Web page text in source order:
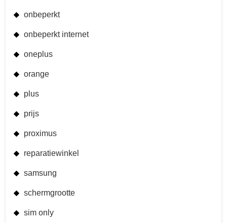
onbeperkt
onbeperkt internet
oneplus
orange
plus
prijs
proximus
reparatiewinkel
samsung
schermgrootte
sim only